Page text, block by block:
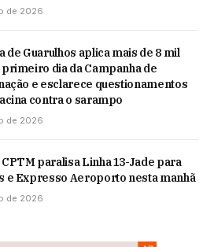
de 2026
de Guarulhos aplica mais de 8 mil
dia da Campanha de
e esclarece questionamentos
contra o sarampo
de 2026
paralisa Linha 13-Jade para
e Expresso Aeroporto nesta manhã
de 2026